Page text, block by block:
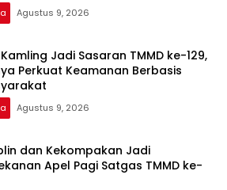
Agustus 9, 2026
Jadi Sasaran TMMD ke-129,
Perkuat Keamanan Berbasis
Agustus 9, 2026
dan Kekompakan Jadi
Apel Pagi Satgas TMMD ke-